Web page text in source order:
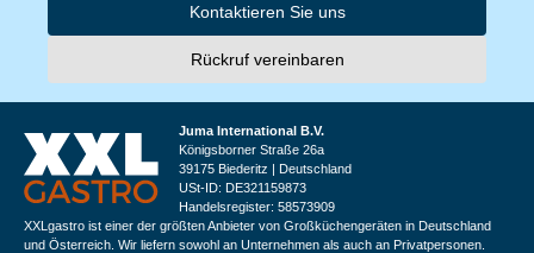
Kontaktieren Sie uns
Rückruf vereinbaren
Juma International B.V.
Königsborner Straße 26a
39175 Biederitz | Deutschland
USt-ID: DE321159873
Handelsregister: 58573909
XXLgastro ist einer der größten Anbieter von Großküchengeräten in Deutschland
und Österreich. Wir liefern sowohl an Unternehmen als auch an Privatpersonen.